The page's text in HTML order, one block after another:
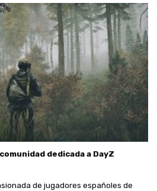
dedicada a DayZ
de jugadores españoles de